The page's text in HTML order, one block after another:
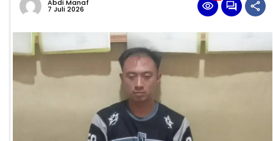
Abdi Manaf
7 Juli 2026